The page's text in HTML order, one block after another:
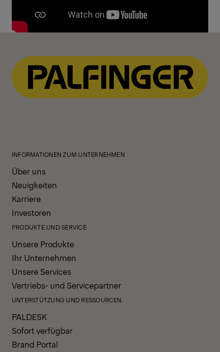
INFORMATIONEN ZUM UNTERNEHMEN
Über uns
Neuigkeiten
Karriere
Investoren
PRODUKTE UND SERVICE
Unsere Produkte
Ihr Unternehmen
Unsere Services
Vertriebs- und Servicepartner
UNTERSTÜTZUNG UND RESSOURCEN
PALDESK
Sofort verfügbar
Brand Portal